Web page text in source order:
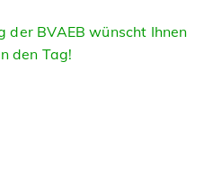
der BVAEB wünscht Ihnen
den Tag!